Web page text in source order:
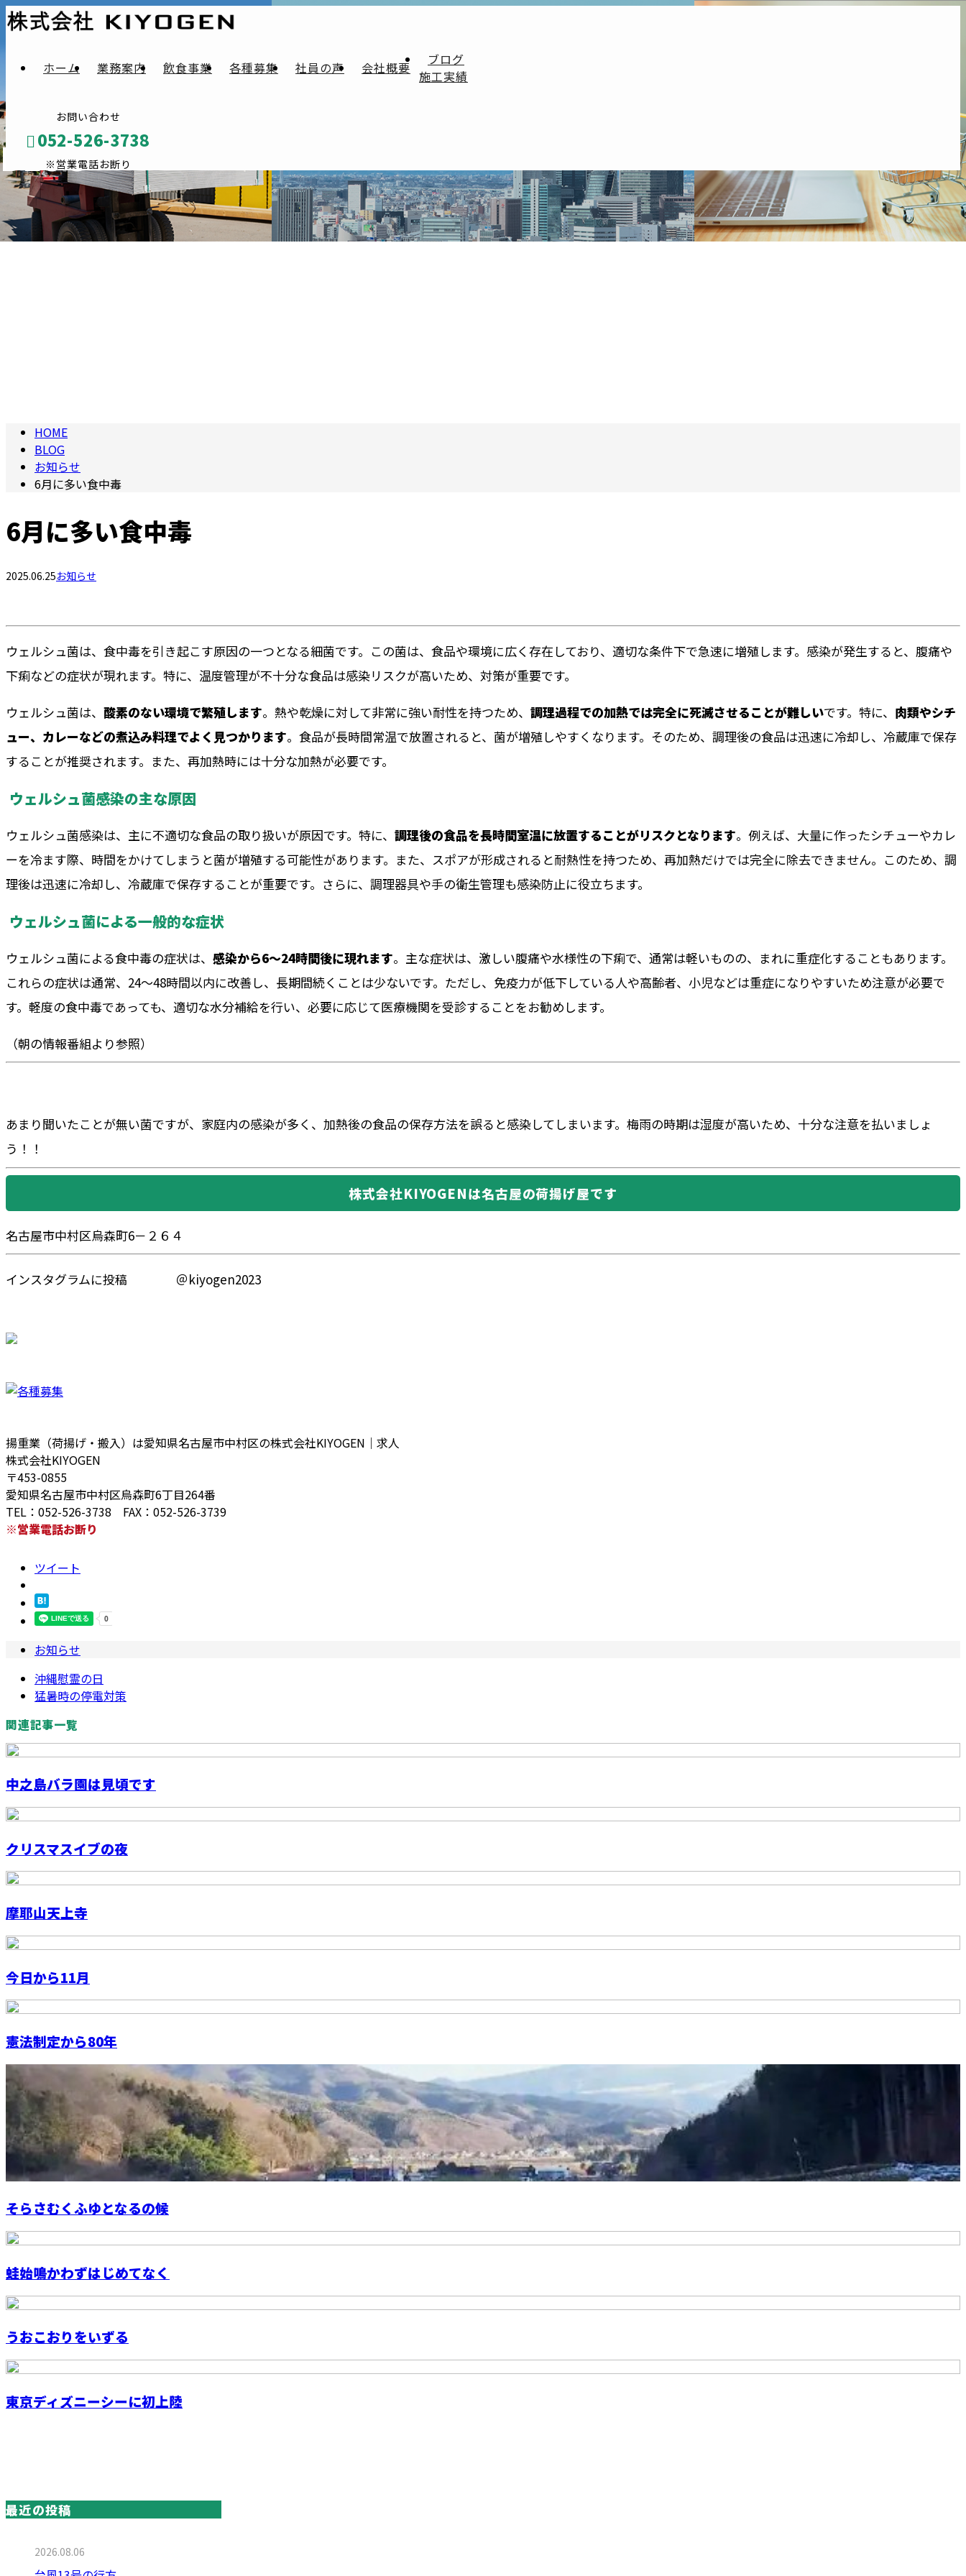
ホーム 業務案内 飲食事業 各種募集 社員の声 会社概要
ブログ
施工実績
お問い合わせ
052-526-3738
※営業電話お断り
メールフォーム
BLOG
HOME
BLOG
お知らせ
6月に多い食中毒
6月に多い食中毒
2025.06.25お知らせ
ウェルシュ菌は、食中毒を引き起こす原因の一つとなる細菌です。この菌は、食品や環境に広く存在しており、適切な条件下で急速に増殖します。感染が発生すると、腹痛や
下痢などの症状が現れます。特に、温度管理が不十分な食品は感染リスクが高いため、対策が重要です。
ウェルシュ菌は、 酸素のない環境で繁殖します。熱や乾燥に対して非常に強い耐性を持つため、 調理過程での加熱では完全に死滅させることが難しいです。特に、 肉類やシチ
ュー、カレーなどの煮込み料理でよく見つかります。食品が長時間常温で放置されると、菌が増殖しやすくなります。そのため、調理後の食品は迅速に冷却し、冷蔵庫で保存
することが推奨されます。また、再加熱時には十分な加熱が必要です。
ウェルシュ菌感染の主な原因
ウェルシュ菌感染は、主に不適切な食品の取り扱いが原因です。特に、 調理後の食品を長時間室温に放置することがリスクとなります。例えば、大量に作ったシチューやカレ
ーを冷ます際、時間をかけてしまうと菌が増殖する可能性があります。また、スポアが形成されると耐熱性を持つため、再加熱だけでは完全に除去できません。このため、調
理後は迅速に冷却し、冷蔵庫で保存することが重要です。さらに、調理器具や手の衛生管理も感染防止に役立ちます。
ウェルシュ菌による一般的な症状
ウェルシュ菌による食中毒の症状は、 感染から6〜24時間後に現れます。主な症状は、激しい腹痛や水様性の下痢で、通常は軽いものの、まれに重症化することもあります。
これらの症状は通常、24〜48時間以内に改善し、長期間続くことは少ないです。ただし、免疫力が低下している人や高齢者、小児などは重症になりやすいため注意が必要で
す。軽度の食中毒であっても、適切な水分補給を行い、必要に応じて医療機関を受診することをお勧めします。
（朝の情報番組より参照）
あまり聞いたことが無い菌ですが、家庭内の感染が多く、加熱後の食品の保存方法を誤ると感染してしまいます。梅雨の時期は湿度が高いため、十分な注意を払いましょ
う！！
株式会社KIYOGENは名古屋の荷揚げ屋です
名古屋市中村区烏森町6－２６４
インスタグラムに投稿 ＠kiyogen2023
揚重業（荷揚げ・搬入）は愛知県名古屋市中村区の株式会社KIYOGEN｜求人
株式会社KIYOGEN
〒453-0855
愛知県名古屋市中村区烏森町6丁目264番
TEL：052-526-3738 FAX：052-526-3739
※営業電話お断り
ツイート
お知らせ
沖縄慰霊の日
猛暑時の停電対策
関連記事一覧
中之島バラ園は見頃です
クリスマスイブの夜
摩耶山天上寺
今日から11月
憲法制定から80年
そらさむくふゆとなるの候
蛙始鳴かわずはじめてなく
うおこおりをいずる
東京ディズニーシーに初上陸
最近の投稿
2026.08.06